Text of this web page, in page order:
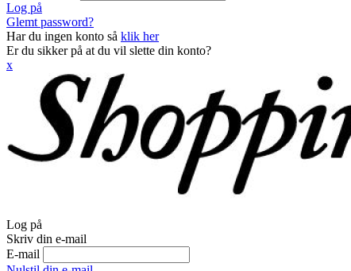
Log på
Glemt password?
Har du ingen konto så klik her
Er du sikker på at du vil slette din konto?
x
Log på
Skriv din e-mail
E-mail